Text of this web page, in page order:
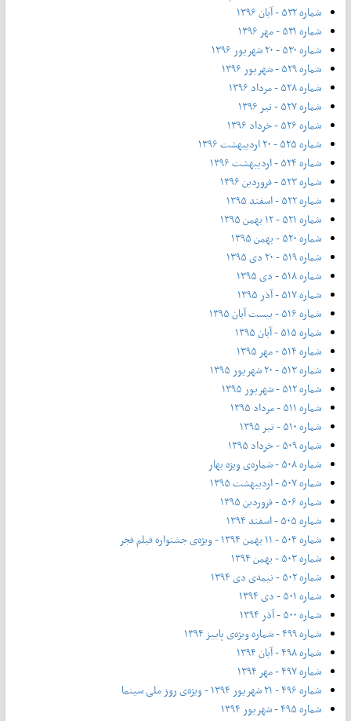
شماره ۵۳۲ - آبان ۱۳۹۶
شماره ۵۳۱ - مهر ۱۳۹۶
شماره ۵۳۰ - ۲۰ شهریور ۱۳۹۶
شماره ۵۲۹ - شهریور ۱۳۹۶
شماره ۵۲۸ - مرداد ۱۳۹۶
شماره ۵۲۷ - تیر ۱۳۹۶
شماره ۵۲۶ - خرداد ۱۳۹۶
شماره ۵۲۵ - ۲۰ اردیبهشت ۱۳۹۶
شماره ۵۲۴ - اردیبهشت ۱۳۹۶
شماره ۵۲۳ - فروردین ۱۳۹۶
شماره ۵۲۲ - اسفند ۱۳۹۵
شماره ۵۲۱ - ۱۲ بهمن ۱۳۹۵
شماره ۵۲۰ - بهمن ۱۳۹۵
شماره ۵۱۹ - ۲۰ دی ۱۳۹۵
شماره ۵۱۸ - دی ۱۳۹۵
شماره ۵۱۷ - آذر ۱۳۹۵
شماره ۵۱۶ - بیست آبان ۱۳۹۵
شماره ۵۱۵ - آبان ۱۳۹۵
شماره ۵۱۴ - مهر ۱۳۹۵
شماره ۵۱۳ - ۲۰ شهریور ۱۳۹۵
شماره ۵۱۲ - شهریور ۱۳۹۵
شماره ۵۱۱ - مرداد ۱۳۹۵
شماره ۵۱۰ - تیر ۱۳۹۵
شماره ۵۰۹ - خرداد ۱۳۹۵
شماره ۵۰۸ - شماره‌ی ویژه بهار
شماره ۵۰۷ - اردیبهشت ۱۳۹۵
شماره ۵۰۶ - فروردین ۱۳۹۵
شماره ۵۰۵ - اسفند ۱۳۹۴
شماره ۵۰۴ - ۱۱ بهمن ۱۳۹۴ - ویژه‌ی جشنواره فیلم فجر
شماره ۵۰۳ - بهمن ۱۳۹۴
شماره ۵۰۲ - نیمه‌ی دی ۱۳۹۴
شماره ۵۰۱ - دی ۱۳۹۴
شماره ۵۰۰ - آذر ۱۳۹۴
شماره ۴۹۹ - شماره ویژه‌ی پاییز ۱۳۹۴
شماره ۴۹۸ - آبان ۱۳۹۴
شماره ۴۹۷ - مهر ۱۳۹۴
شماره ۴۹۶ - ۲۱ شهریور ۱۳۹۴ - ویژه‌ی روز ملی سینما
شماره ۴۹۵ - شهریور ۱۳۹۴